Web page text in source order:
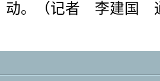
动。（记者 李建国